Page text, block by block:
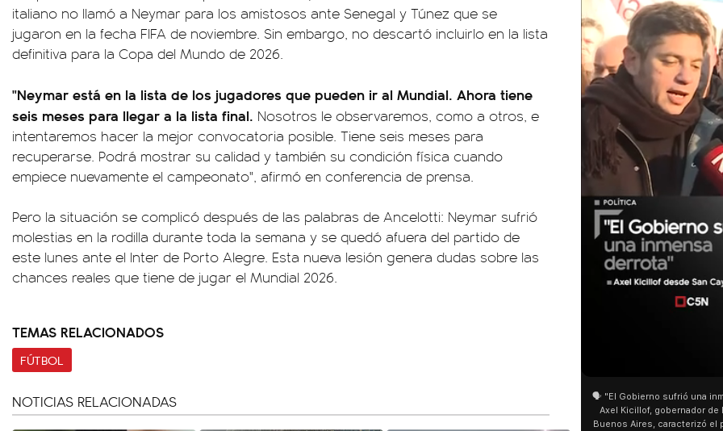
italiano no llamó a Neymar para los amistosos ante Senegal y Túnez que se
jugaron en la fecha FIFA de noviembre. Sin embargo, no descartó incluirlo en la lista
definitiva para la Copa del Mundo de 2026.
"Neymar está en la lista de los jugadores que pueden ir al Mundial. Ahora tiene
seis meses para llegar a la lista final. Nosotros le observaremos, como a otros, e
intentaremos hacer la mejor convocatoria posible. Tiene seis meses para
recuperarse. Podrá mostrar su calidad y también su condición física cuando
empiece nuevamente el campeonato", afirmó en conferencia de prensa.
Pero la situación se complicó después de las palabras de Ancelotti: Neymar sufrió
molestias en la rodilla durante toda la semana y se quedó afuera del partido de
este lunes ante el Inter de Porto Alegre. Esta nueva lesión genera dudas sobre las
chances reales que tiene de jugar el Mundial 2026.
TEMAS RELACIONADOS
FÚTBOL
NOTICIAS RELACIONADAS
San Cayetano: Jorge García
miles de peregrinos en
de Buenos Aires destacó la